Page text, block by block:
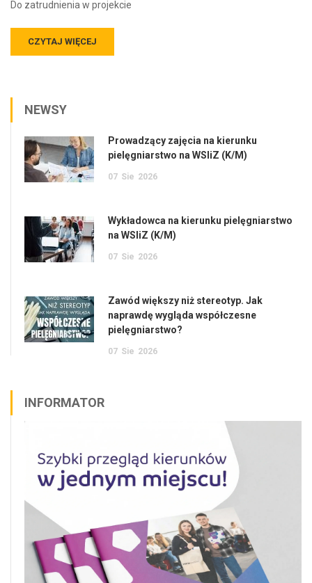
Do zatrudnienia w projekcie
CZYTAJ WIĘCEJ
NEWSY
Prowadzący zajęcia na kierunku
pielęgniarstwo na WSIiZ (K/M)
07 Sie 2026
Wykładowca na kierunku pielęgniarstwo
na WSIiZ (K/M)
07 Sie 2026
Zawód większy niż stereotyp. Jak
naprawdę wygląda współczesne
pielęgniarstwo?
07 Sie 2026
INFORMATOR